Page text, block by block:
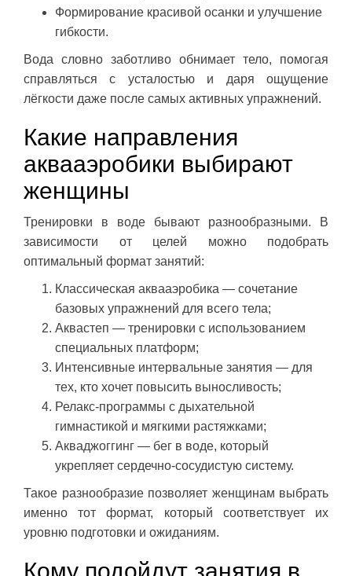
Формирование красивой осанки и улучшение
гибкости.
Вода словно заботливо обнимает тело, помогая
справляться с усталостью и даря ощущение
лёгкости даже после самых активных упражнений.
Какие направления
аквааэробики выбирают
женщины
Тренировки в воде бывают разнообразными. В
зависимости от целей можно подобрать
оптимальный формат занятий:
Классическая аквааэробика — сочетание
базовых упражнений для всего тела;
Аквастеп — тренировки с использованием
специальных платформ;
Интенсивные интервальные занятия — для
тех, кто хочет повысить выносливость;
Релакс-программы с дыхательной
гимнастикой и мягкими растяжками;
Акваджоггинг — бег в воде, который
укрепляет сердечно-сосудистую систему.
Такое разнообразие позволяет женщинам выбрать
именно тот формат, который соответствует их
уровню подготовки и ожиданиям.